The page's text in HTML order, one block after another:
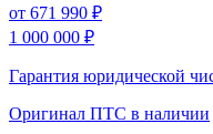
от 671 990 ₽
1 000 000 ₽
Гарантия юридической
Оригинал ПТС в наличии